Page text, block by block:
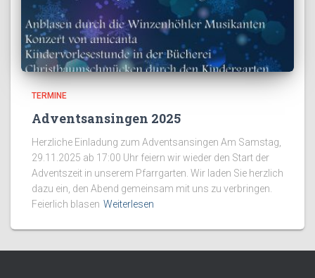
TERMINE
Adventsansingen 2025
Herzliche Einladung zum Adventsansingen Am Samstag,
29.11.2025 ab 17:00 Uhr feiern wir wieder den Start der
Adventszeit in unserem Pfarrgarten. Wir laden Sie herzlich
dazu ein, den Abend gemeinsam mit uns zu verbringen.
Feierlich blasen Weiterlesen